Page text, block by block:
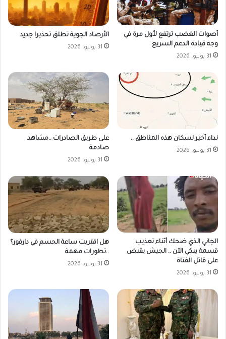
أصوات الغضب ترتفع لأول مرة في
وجه قيادة الدعم السريع
31 يوليو، 2026
الأرصاد الجوية تطلق تحذيرا جديد
31 يوليو، 2026
نداء أخير لسكان هذه المناطق ..
31 يوليو، 2026
على طريق الصادرات ..مشاهد
صادمة
31 يوليو، 2026
الجاني الذي ضحك أثناء تعذيب
قسمة يبكي الآن .. الجيش يقبض
على قاتل الفتاة
31 يوليو، 2026
هل اقتربت ساعة الحسم في دارفور؟
..تطورات مهمة
31 يوليو، 2026